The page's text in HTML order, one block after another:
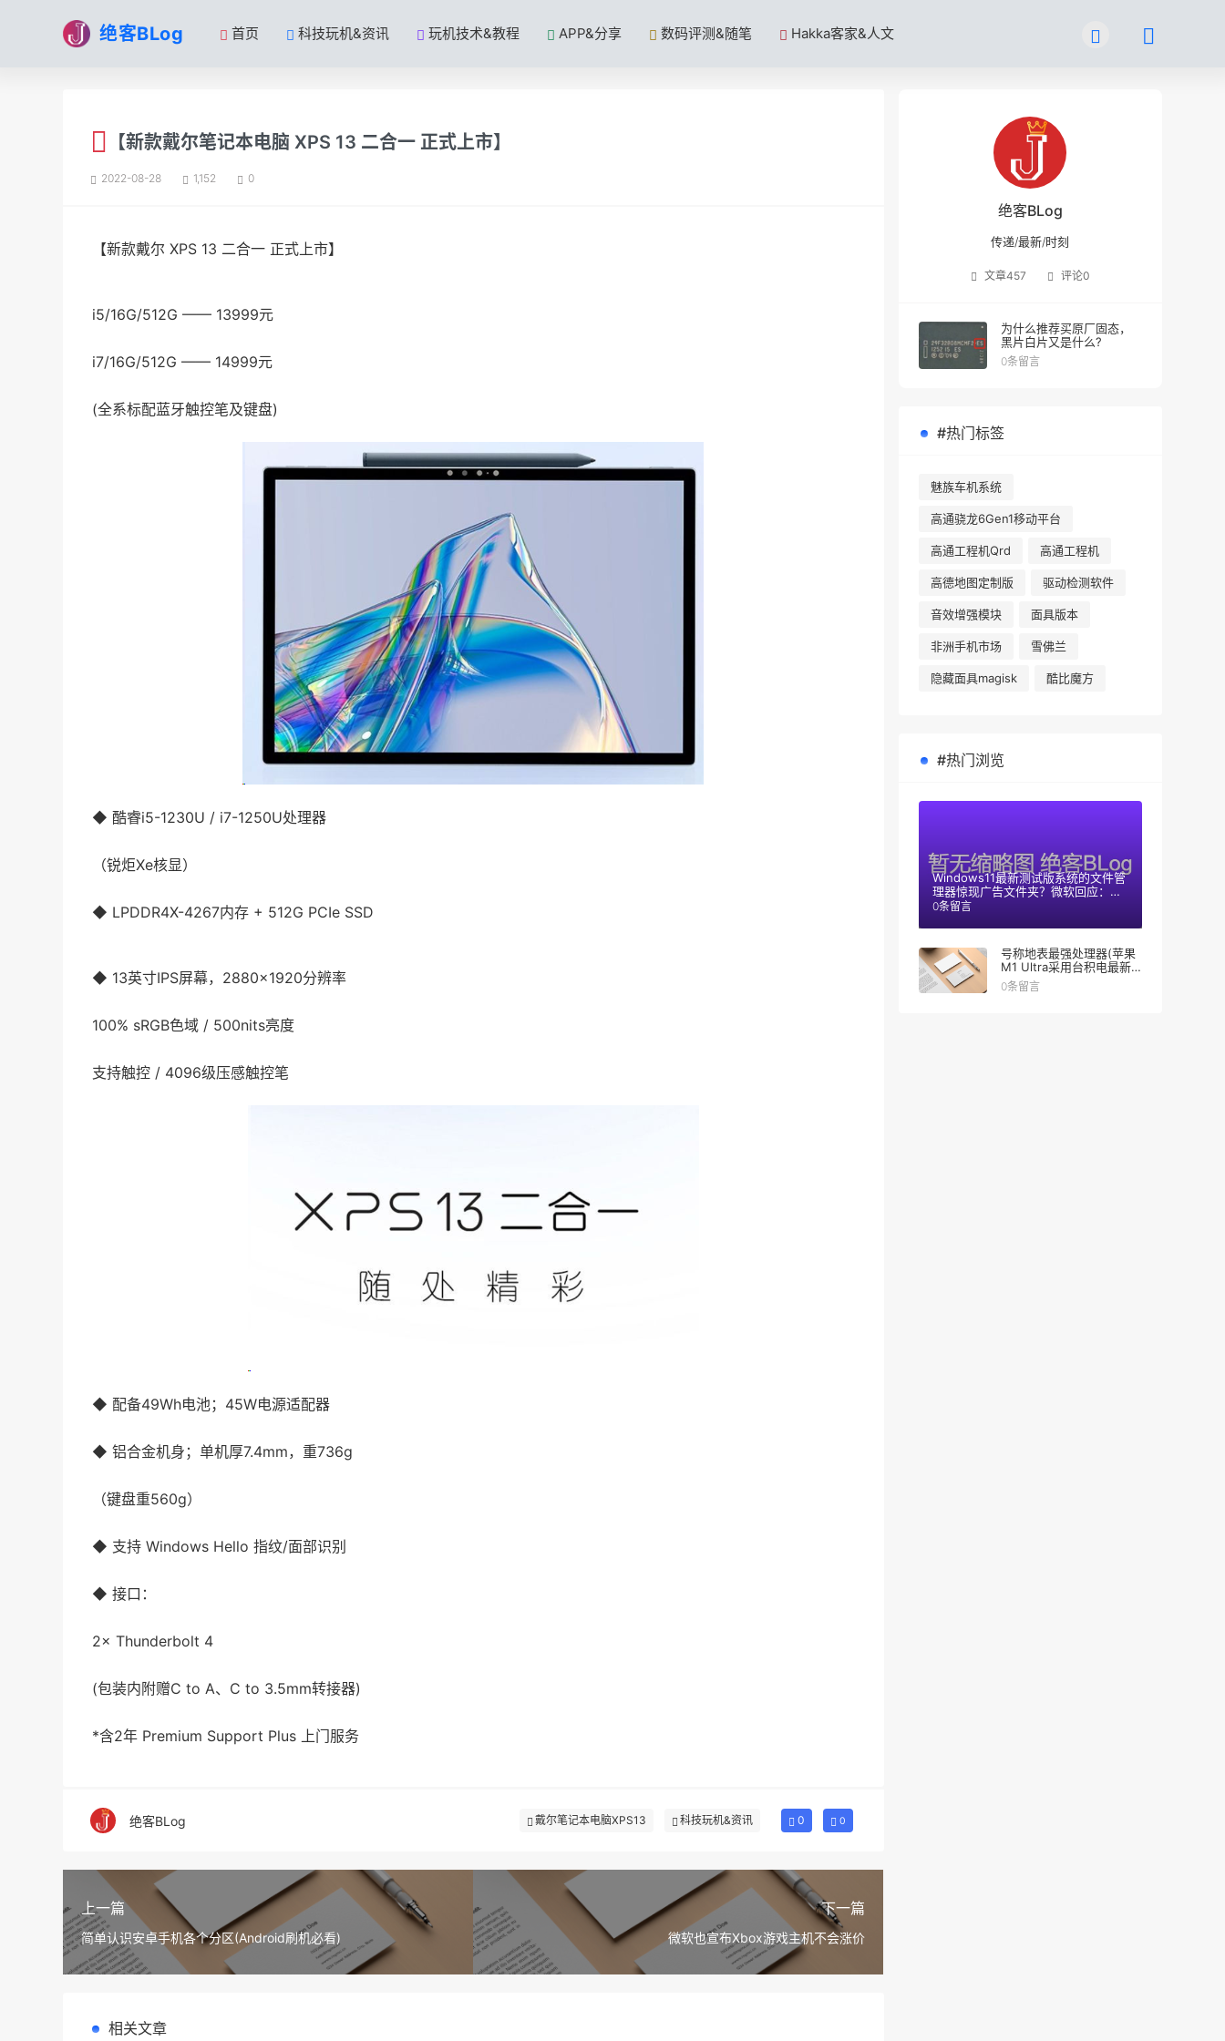
绝客BLog 首页 科技玩机&资讯 玩机技术&教程 APP&分享 数码评测&随笔 Hakka客家&人文
【新款戴尔笔记本电脑 XPS 13 二合一 正式上市】
2022-08-28 1,152 0
【新款戴尔 XPS 13 二合一 正式上市】
i5/16G/512G —— 13999元
i7/16G/512G —— 14999元
(全系标配蓝牙触控笔及键盘)
◆ 酷睿i5-1230U / i7-1250U处理器
（锐炬Xe核显）
◆ LPDDR4X-4267内存 + 512G PCIe SSD
◆ 13英寸IPS屏幕，2880×1920分辨率
100% sRGB色域 / 500nits亮度
支持触控 / 4096级压感触控笔
◆ 配备49Wh电池；45W电源适配器
◆ 铝合金机身；单机厚7.4mm，重736g
（键盘重560g）
◆ 支持 Windows Hello 指纹/面部识别
◆ 接口：
2× Thunderbolt 4
(包装内附赠C to A、C to 3.5mm转接器)
*含2年 Premium Support Plus 上门服务
绝客BLog 戴尔笔记本电脑XPS13 科技玩机&资讯 0 0
上一篇
简单认识安卓手机各个分区(Android刷机必看)
下一篇
微软也宣布Xbox游戏主机不会涨价
相关文章
绝客BLog
传递/最新/时刻
文章457 评论0
为什么推荐买原厂固态，
黑片白片又是什么?
0条留言
#热门标签
魅族车机系统
高通骁龙6Gen1移动平台
高通工程机Qrd 高通工程机
高德地图定制版 驱动检测软件
音效增强模块 面具版本
非洲手机市场 雪佛兰
隐藏面具magisk 酷比魔方
#热门浏览
Windows11最新测试版系统的文件管
理器惊现广告文件夹？微软回应：只
是测试阶段
0条留言
号称地表最强处理器(苹果
M1 Ultra采用台积电最新
技术)
0条留言